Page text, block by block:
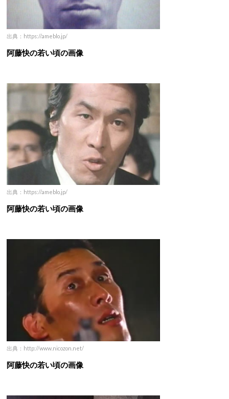
出典：https://ameblo.jp/
阿藤快の若い頃の画像
出典：https://ameblo.jp/
阿藤快の若い頃の画像
出典：http://www.nicozon.net/
阿藤快の若い頃の画像